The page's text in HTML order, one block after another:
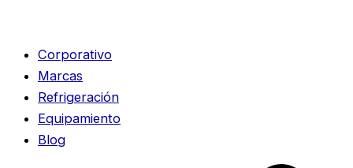
Corporativo
Marcas
Refrigeración
Equipamiento
Blog